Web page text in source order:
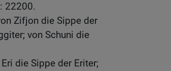
22200.
Zifjon die Sippe der
von Schuni die
die Sippe der Eriter;